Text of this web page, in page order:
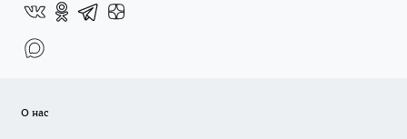
О нас